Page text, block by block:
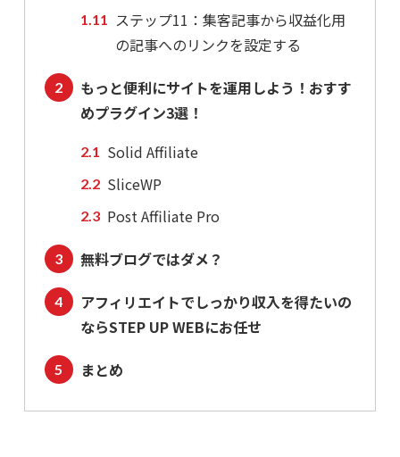
ステップ11：集客記事から収益化用
の記事へのリンクを設定する
もっと便利にサイトを運用しよう！おすす
めプラグイン3選！
Solid Affiliate
SliceWP
Post Affiliate Pro
無料ブログではダメ？
アフィリエイトでしっかり収入を得たいの
ならSTEP UP WEBにお任せ
まとめ